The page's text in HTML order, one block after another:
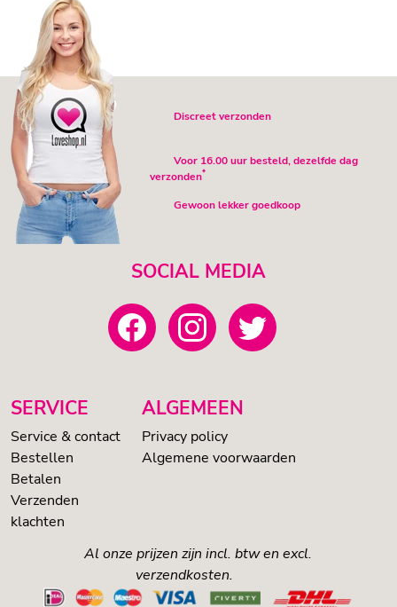
Al onze prijzen zijn incl. btw en excl.
verzendkosten.
Discreet verzonden
Voor 16.00 uur besteld, dezelfde dag
verzonden*
Gewoon lekker goedkoop
SOCIAL MEDIA
SERVICE
Service & contact
Bestellen
Betalen
Verzenden
klachten
ALGEMEEN
Privacy policy
Algemene voorwaarden